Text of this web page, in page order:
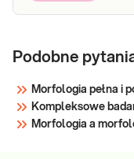
Podobne
Morfologia pełna i
Kompleksowe
Morfologia a